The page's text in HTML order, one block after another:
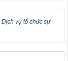
Dịch vụ tổ chức sự